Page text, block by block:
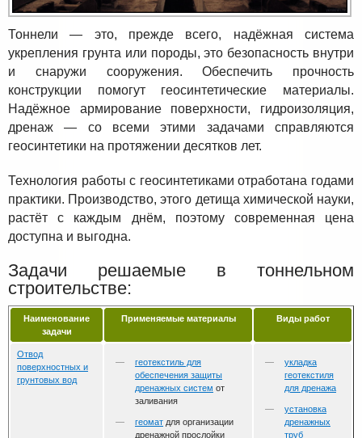
Тоннели — это, прежде всего, надёжная система
укрепления грунта или породы, это безопасность внутри
и снаружи сооружения. Обеспечить прочность
конструкции помогут геосинтетические материалы.
Надёжное армирование поверхности, гидроизоляция,
дренаж — со всеми этими задачами справляются
геосинтетики на протяжении десятков лет.
Технология работы с геосинтетиками отработана годами
практики. Производство, этого детища химической науки,
растёт с каждым днём, поэтому современная цена
доступна и выгодна.
Задачи решаемые в тоннельном
строительстве:
Наименование
задачи
Применяемые материалы Виды работ
Отвод
поверхностных и
грунтовых вод
геотекстиль для
обеспечения защиты
дренажных систем от
заливания
геомат для организации
дренажной прослойки
укладка
геотекстиля
для дренажа
установка
дренажных
труб